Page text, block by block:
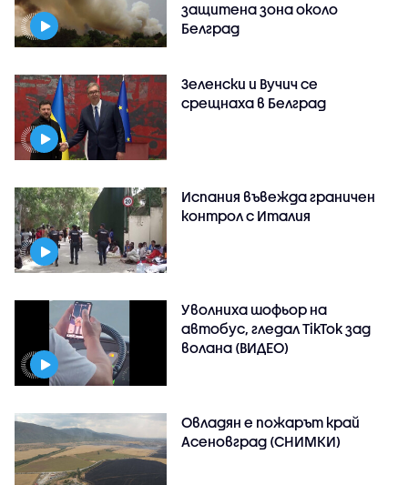
защитена зона около
Белград
Зеленски и Вучич се
срещнаха в Белград
Испания въвежда граничен
контрол с Италия
Уволниха шофьор на
автобус, гледал TikTok зад
волана (ВИДЕО)
Овладян е пожарът край
Асеновград (СНИМКИ)